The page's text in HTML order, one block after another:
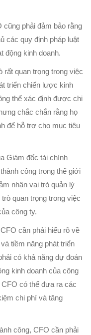
cũng phải đảm bảo rằng
các quy định pháp luật
động kinh doanh.
rất quan trọng trong việc
triển chiến lược kinh
thể xác định được chi
chắc chắn rằng họ
để hỗ trợ cho mục tiêu
Giám đốc tài chính
công trong thế giới
nhận vai trò quản lý
quan trọng trong việc
công ty.
cần phải hiểu rõ về
tiềm năng phát triển
có khả năng dự đoán
kinh doanh của công
có thể đưa ra các
chi phí và tăng
công, CFO cần phải